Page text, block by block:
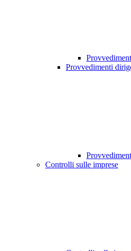
Provvedimenti
Controlli sulle imprese